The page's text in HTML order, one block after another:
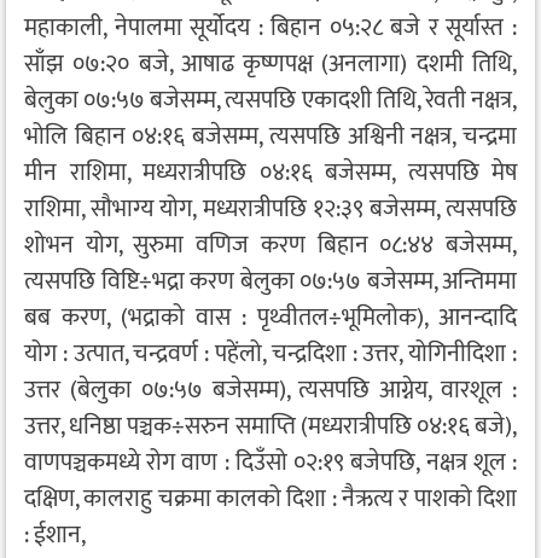
महाकाली, नेपालमा सूर्योदय : बिहान ०५:२८ बजे र सूर्यास्त :
साँझ ०७:२० बजे, आषाढ कृष्णपक्ष (अनलागा) दशमी तिथि,
बेलुका ०७:५७ बजेसम्म, त्यसपछि एकादशी तिथि, रेवती नक्षत्र,
भोलि बिहान ०४:१६ बजेसम्म, त्यसपछि अश्विनी नक्षत्र, चन्द्रमा
मीन राशिमा, मध्यरात्रीपछि ०४:१६ बजेसम्म, त्यसपछि मेष
राशिमा, सौभाग्य योग, मध्यरात्रीपछि १२:३९ बजेसम्म, त्यसपछि
शोभन योग, सुरुमा वणिज करण बिहान ०८:४४ बजेसम्म,
त्यसपछि विष्टि÷भद्रा करण बेलुका ०७:५७ बजेसम्म, अन्तिममा
बब करण, (भद्राको वास : पृथ्वीतल÷भूमिलोक), आनन्दादि
योग : उत्पात, चन्द्रवर्ण : पहेंलो, चन्द्रदिशा : उत्तर, योगिनीदिशा :
उत्तर (बेलुका ०७:५७ बजेसम्म), त्यसपछि आग्नेय, वारशूल :
उत्तर, धनिष्ठा पञ्चक÷सरुन समाप्ति (मध्यरात्रीपछि ०४:१६ बजे),
वाणपञ्चकमध्ये रोग वाण : दिउँसो ०२:१९ बजेपछि, नक्षत्र शूल :
दक्षिण, कालराहु चक्रमा कालको दिशा : नैऋत्य र पाशको दिशा
: ईशान,